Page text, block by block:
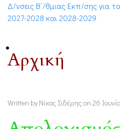
Δ/νσεις Β΄/θμιας Εκπ/σης για
2027-2028 και 2028-2029
Αρχική
Written by Νίκος Σιδέρης on 26